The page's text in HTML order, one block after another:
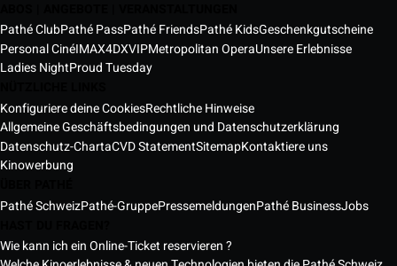
Pathé ClubPathé PassPathé FriendsPathé KidsGeschenkgutscheine
Personal CinéIMAX4DXVIPMetropolitan OperaUnsere Erlebnisse
Ladies NightProud Tuesday
Konfiguriere deine CookiesRechtliche Hinweise
Allgemeine Geschäftsbedingungen und Datenschutzerklärung
Datenschutz-ChartaCVD StatementSitemapKontaktiere uns
Kinowerbung
Pathé SchweizPathé-GruppePressemeldungenPathé BusinessJobs
Wie kann ich ein Online-Ticket reservieren ?